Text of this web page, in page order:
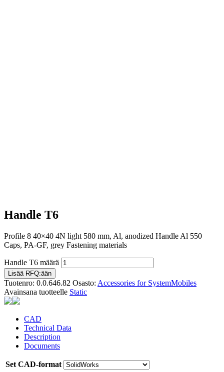
Handle T6
Profile 8 40×40 4N light 580 mm, Al, anodized Handle Al 550
Caps, PA-GF, grey Fastening materials
Handle T6 määrä
Lisää RFQ:ään
Tuotenro: 0.0.646.82 Osasto: Accessories for SystemMobiles
Avainsana tuotteelle Static
CAD
Technical Data
Description
Documents
Set CAD-format